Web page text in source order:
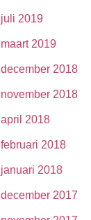
juli 2019
maart 2019
december 2018
november 2018
april 2018
februari 2018
januari 2018
december 2017